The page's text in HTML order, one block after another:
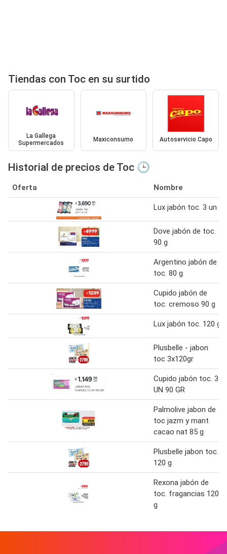
Tiendas con Toc en su surtido
La Gallega
Supermercados
Maxiconsumo Autoservicio Capo
Historial de precios de Toc 🕒
Oferta Nombre
Lux jabón toc. 3 un
Dove jabón de toc.
90 g
Argentino jabón de
toc. 80 g
Cupido jabón de
toc. cremoso 90 g
Lux jabón toc. 120 g
Plusbelle - jabon
toc 3x120gr
Cupido jabón toc. 3
UN 90 GR
Palmolive jabon de
toc jazm y mant
cacao nat 85 g
Plusbelle jabon toc.
120 g
Rexona jabón de
toc. fragancias 120
g